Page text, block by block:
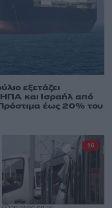
εξετάζει
και Ισραήλ από
έως 20% του
16